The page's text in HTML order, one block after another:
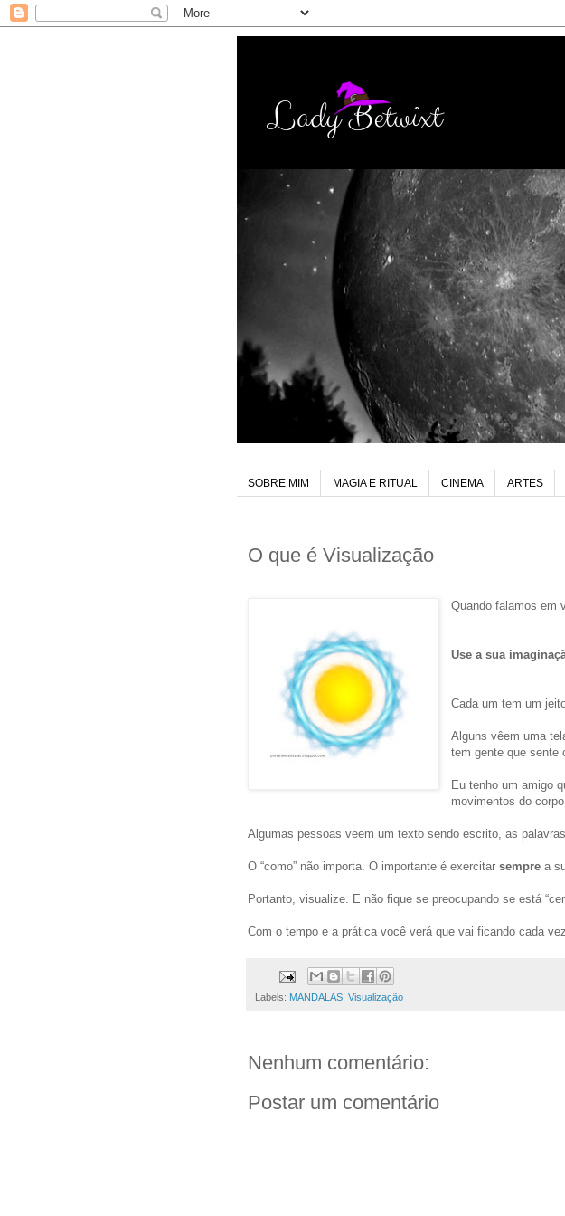
SOBRE MIM MAGIA E RITUAL CINEMA ARTES
O que é Visualização
Quando falamos em
Use a sua
Cada um tem um
Alguns vêem uma
tem gente que sente
Eu tenho um amigo
movimentos do
Algumas pessoas veem um texto sendo escrito, as
O “como” não importa. O importante é exercitar sempre a
Portanto, visualize. E não fique se preocupando se está
Com o tempo e a prática você verá que vai ficando cada
Labels: MANDALAS, Visualização
Nenhum comentário:
Postar um comentário